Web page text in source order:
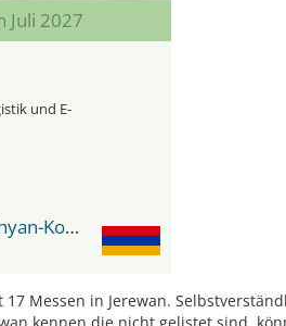
Juli 2027
und E-
Karen Demirchyan-Komplex
17 Messen in Jerewan.